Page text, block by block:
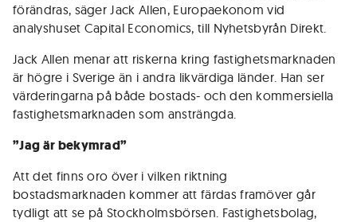
förändras, säger Jack Allen, Europaekonom vid
analyshuset Capital Economics, till Nyhetsbyrån Direkt.
Jack Allen menar att riskerna kring fastighetsmarknaden
är högre i Sverige än i andra likvärdiga länder. Han ser
värderingarna på både bostads- och den kommersiella
fastighetsmarknaden som ansträngda.
”Jag är bekymrad”
Att det finns oro över i vilken riktning
bostadsmarknaden kommer att färdas framöver går
tydligt att se på Stockholmsbörsen. Fastighetsbolag,